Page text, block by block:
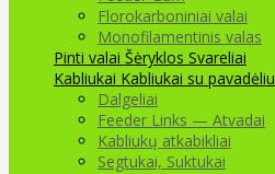
Florokarboniniai valai
Monofilamentinis valas
Pinti valai Šėryklos Svareliai
Kabliukai Kabliukai su pavadėliu
Dalgeliai
Feeder Links — Atvadai
Kabliukų atkabikliai
Segtukai, Suktukai